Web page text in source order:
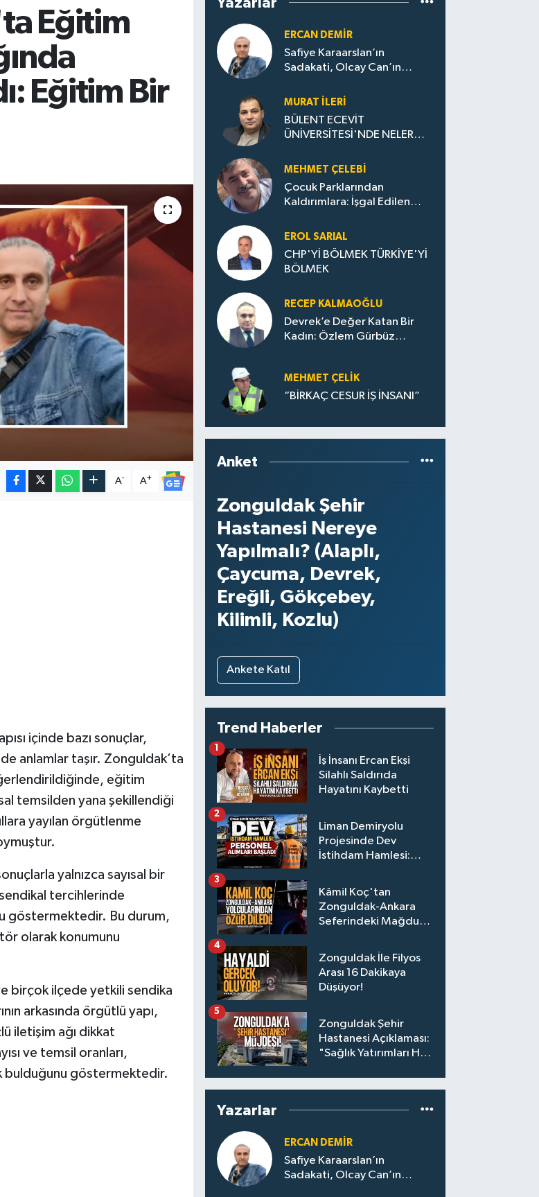
Eğitim
Eğitim Bir
A- A+
içinde bazı sonuçlar,
anlamlar taşır. Zonguldak’ta
eğitim
temsilden yana şekillendiği
yayılan örgütlenme
yalnızca sayısal bir
sendikal tercihlerinde
göstermektedir. Bu durum,
olarak konumunu
birçok ilçede yetkili sendika
arkasında örgütlü yapı,
iletişim ağı dikkat
ve temsil oranları,
bulduğunu göstermektedir.
ERCAN DEMIR
Safiye Karaarslan’ın
Sadakati, Olcay Can’ın
Zonguldak’ta Yeni Dönemi..
MURAT İLERI
BÜLENT ECEVİT
ÜNİVERSİTESİ'NDE NELER
MEHMET ÇELEBI
Çocuk Parklarından
Kaldırımlara: İşgal Edilen
Evler Çöp Dolu
EROL SARIAL
CHP'Yİ BÖLMEK TÜRKİYE'Yİ
BÖLMEK
RECEP KALMAOĞLU
Devrek’e Değer Katan Bir
Kadın: Özlem Gürbüz
MEHMET ÇELIK
“BİRKAÇ CESUR İŞ İNSANI”
Anket
Zonguldak Şehir
Hastanesi Nereye
Yapılmalı? (Alaplı,
Çaycuma, Devrek,
Ereğli, Gökçebey,
Kilimli, Kozlu)
Ankete Katıl
Trend Haberler
İş İnsanı Ercan Ekşi
Silahlı Saldırıda
Hayatını Kaybetti
1
Liman Demiryolu
Projesinde Dev
İstihdam Hamlesi:
2
Kâmil Koç'tan
Zonguldak-Ankara
Seferindeki Mağdur
3
Zonguldak İle Filyos
Arası 16 Dakikaya
Düşüyor!
4
Zonguldak Şehir
Hastanesi Açıklaması:
"Sağlık Yatırımları Hız
5
Yazarlar
ERCAN DEMIR
Safiye Karaarslan’ın
Sadakati, Olcay Can’ın